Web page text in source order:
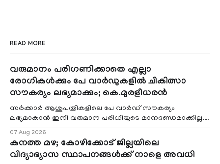
READ MORE
വരുമാനം പരിഗണിക്കാതെ എല്ലാ
രോഗികൾക്കും പേ വാർഡുകളിൽ ചികിത്സാ
സൗകര്യം ലഭ്യമാക്കും; കെ.മുരളീധരൻ
സർക്കാർ ആശുപത്രികളിലെ പേ വാർഡ് സൗകര്യം
ലഭ്യമാകാൻ ഇനി വരുമാന പരിധിയുടെ മാനദണ്ഡമാക്കില്ല.
വരുമാനം പരിഗണിക്കാതെ എല്ലാ രോഗികൾക്കും പേ വാർഡു
07 Aug 2026
കനത്ത മഴ; കോഴിക്കോട് ജില്ലയിലെ
വിദ്യാഭ്യാസ സ്ഥാപനങ്ങൾക്ക് നാളെ അവധി